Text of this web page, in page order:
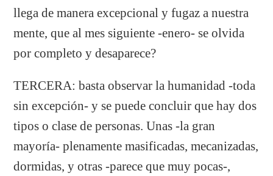
llega de manera excepcional y fugaz a nuestra
mente, que al mes siguiente -enero- se olvida
por completo y desaparece?
TERCERA: basta observar la humanidad -toda
sin excepción- y se puede concluir que hay dos
tipos o clase de personas. Unas -la gran
mayoría- plenamente masificadas, mecanizadas,
dormidas, y otras -parece que muy pocas-,